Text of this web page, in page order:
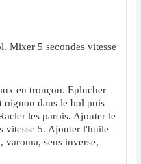
Mixer 5 secondes vitesse
en tronçon. Eplucher
dans le bol puis
les parois. Ajouter le
vitesse 5. Ajouter l'huile
sens inverse,